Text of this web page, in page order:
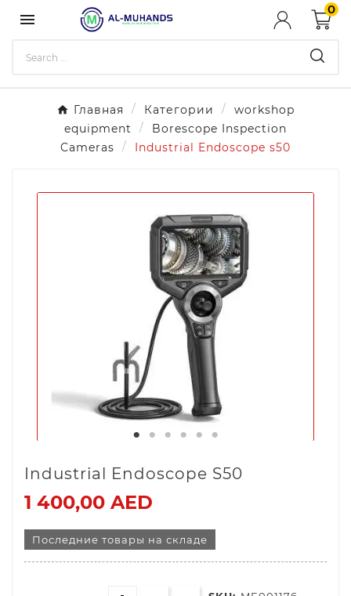

0
Главная Категории
workshop
equipment
Borescope Inspection
Cameras
Industrial Endoscope s50
Industrial Endoscope S50
1 400,00 AED
Последние товары на складе